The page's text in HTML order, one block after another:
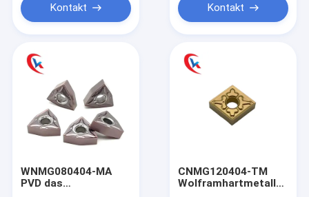
Kontakt Kontakt
WNMG080404-MA
PVD das
CNMG120404-TM